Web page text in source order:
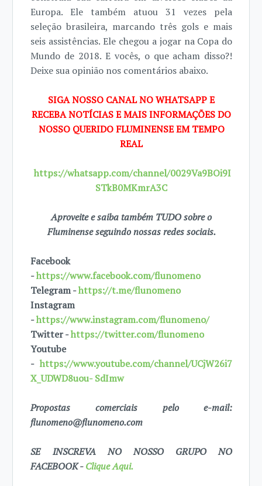
Europa. Ele também atuou 31 vezes pela
seleção brasileira, marcando três gols e mais
seis assistências. Ele chegou a jogar na Copa do
Mundo de 2018. E vocês, o que acham disso?!
Deixe sua opinião nos comentários abaixo.
SIGA NOSSO CANAL NO WHATSAPP E
RECEBA NOTÍCIAS E MAIS INFORMAÇÕES DO
NOSSO QUERIDO FLUMINENSE EM TEMPO
REAL
https://whatsapp.com/channel/0029Va9BOi9I
STkB0MKmrA3C
Aproveite e saiba também TUDO sobre o
Fluminense seguindo nossas redes sociais.
Facebook
-https://www.facebook.com/flunomeno
Telegram -https://t.me/flunomeno
Instagram
-https://www.instagram.com/flunomeno/
Twitter -https://twitter.com/flunomeno
Youtube
-https://www.youtube.com/channel/UCjW26i7
X_UDWD8uou- SdImw
Propostas comerciais pelo e-mail:
flunomeno@flunomeno.com
SE INSCREVA NO NOSSO GRUPO NO
FACEBOOK -Clique Aqui.